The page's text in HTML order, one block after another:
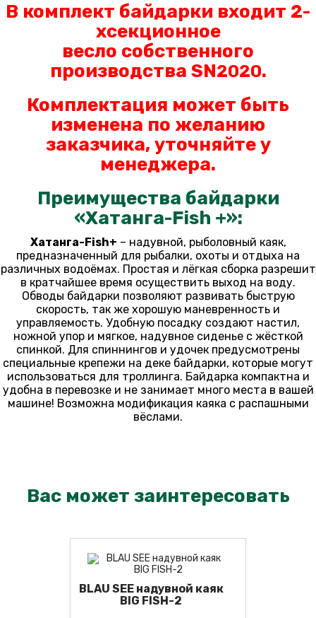
В комплект байдарки входит 2-
хсекционное
весло собственного
производства SN2020.
Комплектация может быть
изменена по желанию
заказчика, уточняйте у
менеджера.
Преимущества байдарки
«Хатанга-Fish +»:
Хатанга-Fish+ – надувной, рыболовный каяк,
предназначенный для рыбалки, охоты и отдыха на
различных водоёмах. Простая и лёгкая сборка разрешит
в кратчайшее время осуществить выход на воду.
Обводы байдарки позволяют развивать быструю
скорость, так же хорошую маневренность и
управляемость. Удобную посадку создают настил,
ножной упор и мягкое, надувное сиденье с жёсткой
спинкой. Для спиннингов и удочек предусмотрены
специальные крепежи на деке байдарки, которые могут
использоваться для троллинга. Байдарка компактна и
удобна в перевозке и не занимает много места в вашей
машине! Возможна модификация каяка с распашными
вёслами.
Вас может заинтересовать
BLAU SEE надувной каяк
BIG FISH-2